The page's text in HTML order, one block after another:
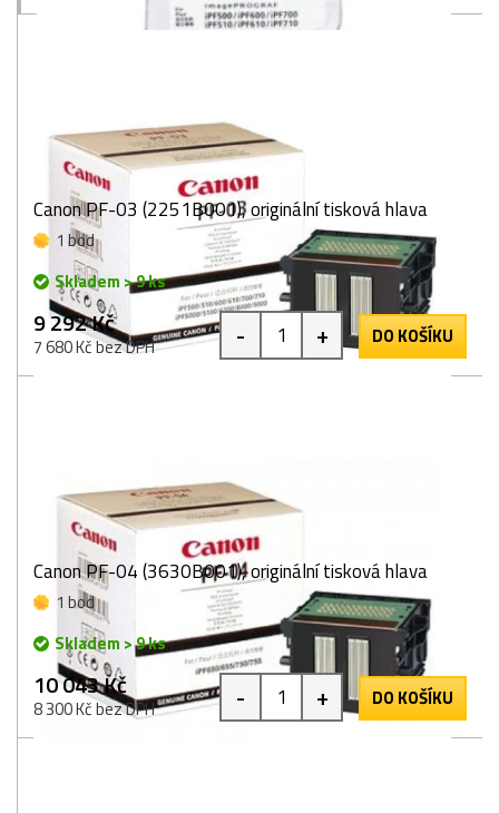
Canon PF-03 (2251B001), originální tisková hlava
1 bod
Skladem > 9 ks
9 292 Kč
7 680 Kč bez DPH - + DO KOŠÍKU
Canon PF-04 (3630B001), originální tisková hlava
1 bod
Skladem > 9 ks
10 043 Kč
8 300 Kč bez DPH - + DO KOŠÍKU